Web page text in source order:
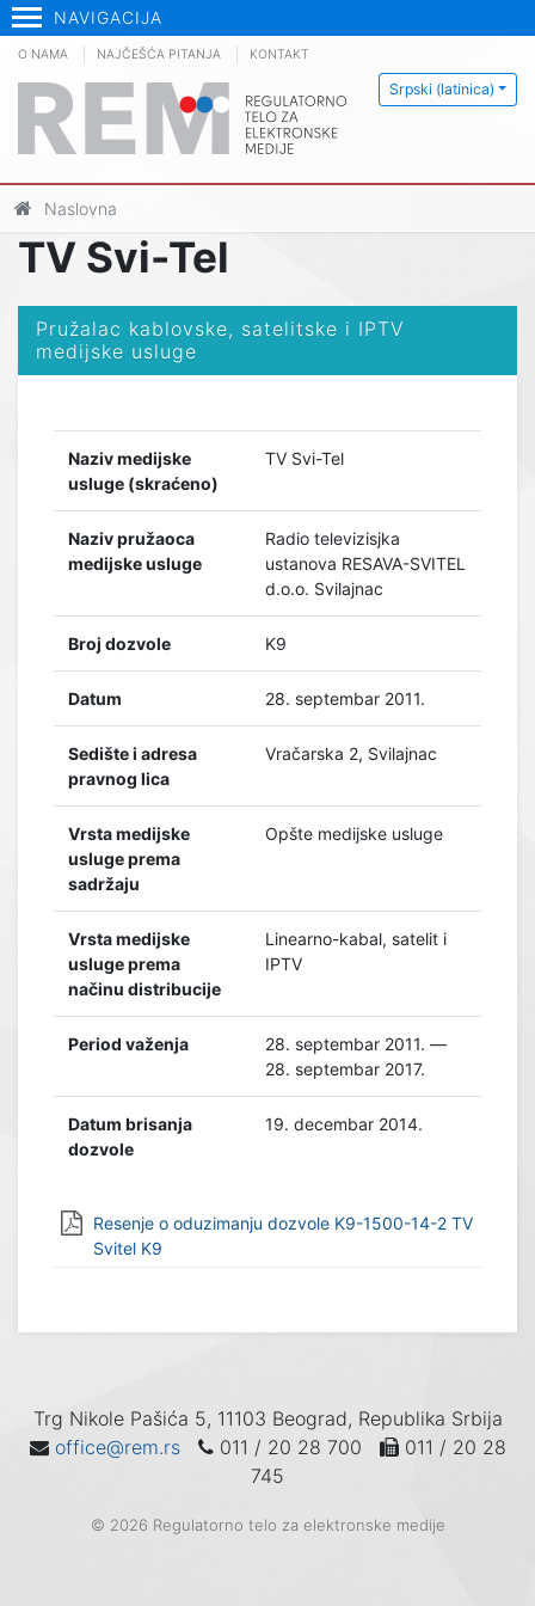
NAVIGACIJA
Srpski (latinica)
O NAMA NAJČEŠĆA PITANJA KONTAKT
Naslovna
TV Svi-Tel
Pružalac kablovske, satelitske i IPTV
medijske usluge
Naziv medijske
usluge (skraćeno)
TV Svi-Tel
Naziv pružaoca
medijske usluge
Radio televizisjka
ustanova RESAVA-SVITEL
d.o.o. Svilajnac
Broj dozvole K9
Datum 28. septembar 2011.
Sedište i adresa
pravnog lica
Vračarska 2, Svilajnac
Vrsta medijske
usluge prema
sadržaju
Opšte medijske usluge
Vrsta medijske
usluge prema
načinu distribucije
Linearno-kabal, satelit i
IPTV
Period važenja
28. septembar 2011. —
28. septembar 2017.
Datum brisanja
dozvole
19. decembar 2014.
Resenje o oduzimanju dozvole K9-1500-14-2 TV
Svitel K9
Trg Nikole Pašića 5, 11103 Beograd, Republika Srbija
office@rem.rs
011 / 20 28 700
011 / 20 28
745
© 2026 Regulatorno telo za elektronske medije